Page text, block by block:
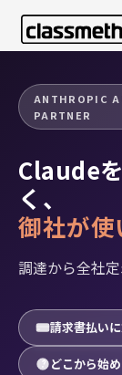
ANTHROPIC
PARTNER
Claude 法人
Claude
く、
御社が使
調達から全社
請求書払い
どこから始